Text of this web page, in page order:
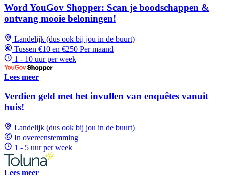
Word YouGov Shopper: Scan je boodschappen &
ontvang mooie beloningen!
Landelijk (dus ook bij jou in de buurt)
Tussen €10 en €250 Per maand
1 - 10 uur per week
Lees meer
Verdien geld met het invullen van enquêtes vanuit
huis!
Landelijk (dus ook bij jou in de buurt)
In overeenstemming
1 - 5 uur per week
Lees meer